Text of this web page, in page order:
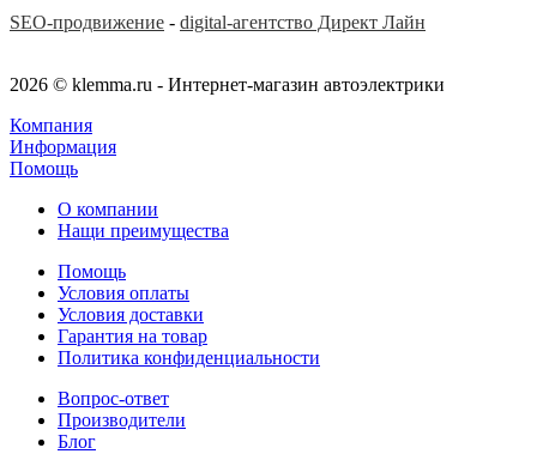
SEO-продвижение - digital-агентство Директ Лайн
2026 © klemma.ru - Интернет-магазин автоэлектрики
Компания
Информация
Помощь
О компании
Нащи преимущества
Помощь
Условия оплаты
Условия доставки
Гарантия на товар
Политика конфиденциальности
Вопрос-ответ
Производители
Блог